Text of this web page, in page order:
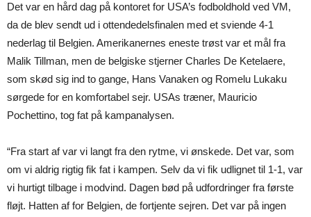
Det var en hård dag på kontoret for USA’s fodboldhold ved VM,
da de blev sendt ud i ottendedelsfinalen med et sviende 4-1
nederlag til Belgien. Amerikanernes eneste trøst var et mål fra
Malik Tillman, men de belgiske stjerner Charles De Ketelaere,
som skød sig ind to gange, Hans Vanaken og Romelu Lukaku
sørgede for en komfortabel sejr. USAs træner, Mauricio
Pochettino, tog fat på kampanalysen.
“Fra start af var vi langt fra den rytme, vi ønskede. Det var, som
om vi aldrig rigtig fik fat i kampen. Selv da vi fik udlignet til 1-1, var
vi hurtigt tilbage i modvind. Dagen bød på udfordringer fra første
fløjt. Hatten af for Belgien, de fortjente sejren. Det var på ingen